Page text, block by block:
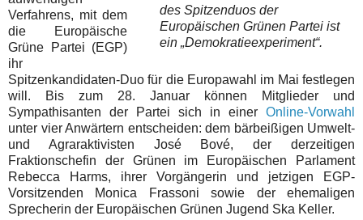
des Spitzenduos der
Europäischen Grünen Partei ist
ein „Demokratieexperiment“.
Verfahrens, mit dem
die Europäische
Grüne Partei (EGP)
ihr
Spitzenkandidaten-Duo für die Europawahl im Mai festlegen
will. Bis zum 28. Januar können Mitglieder und
Sympathisanten der Partei sich in einer Online-Vorwahl
unter vier Anwärtern entscheiden: dem bärbeißigen Umwelt-
und Agraraktivisten José Bové, der derzeitigen
Fraktionschefin der Grünen im Europäischen Parlament
Rebecca Harms, ihrer Vorgängerin und jetzigen EGP-
Vorsitzenden Monica Frassoni sowie der ehemaligen
Sprecherin der Europäischen Grünen Jugend Ska Keller.